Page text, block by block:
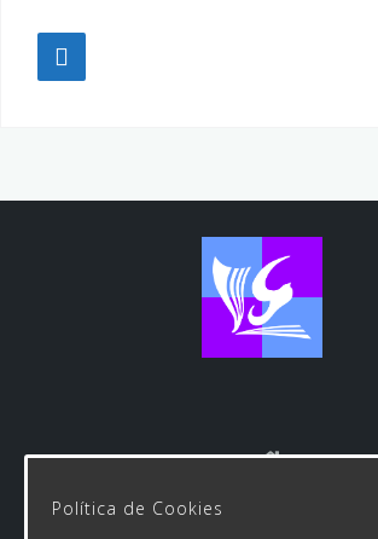
Avenida de las Rosas s/n 41500
Política de Cookies